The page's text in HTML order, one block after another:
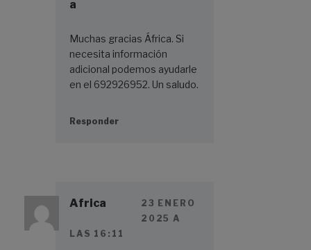
a
Muchas gracias África. Si
necesita información
adicional podemos ayudarle
en el 692926952. Un saludo.
Responder
Africa
23 ENERO
2025 A
LAS 16:11